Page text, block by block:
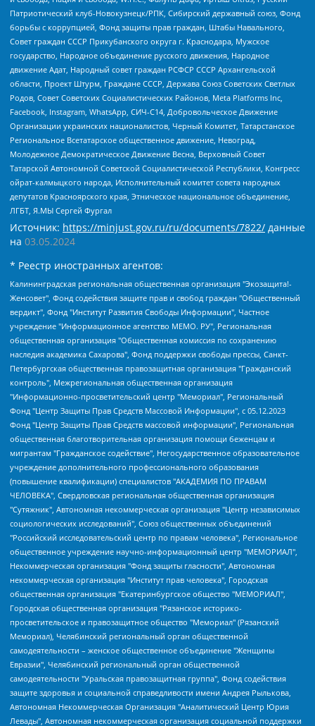
Патриотический клуб-Новокузнецк/РПК, Сибирский державный союз, Фонд
борьбы с коррупцией, Фонд защиты прав граждан, Штабы Навального,
Совет граждан СССР Прикубанского округа г. Краснодара, Мужское
государство, Народное объединение русского движения, Народное
движение Адат, Народный совет граждан РСФСР СССР Архангельской
области, Проект Штурм, Граждане СССР, Держава Союз Советских Светлых
Родов, Совет Советских Социалистических Районов, Meta Platforms Inc,
Facebook, Instagram, WhatsApp, СИЧ-С14, Добровольческое Движение
Организации украинских националистов, Черный Комитет, Татарстанское
Региональное Всетатарское общественное движение, Невоград,
Молодежное Демократическое Движение Весна, Верховный Совет
Татарской Автономной Советской Социалистической Республики, Конгресс
ойрат-калмыцкого народа, Исполнительный комитет совета народных
депутатов Красноярского края, Этническое национальное объединение,
ЛГБТ, Я.МЫ Сергей Фургал
Источник: https://minjust.gov.ru/ru/documents/7822/ данные
на 03.05.2024
* Реестр иностранных агентов:
Калининградская региональная общественная организация "Экозащита!-Женсовет", Фонд содействия защите прав и свобод граждан "Общественный вердикт", Фонд "Институт Развития Свободы Информации", Частное учреждение "Информационное агентство МЕМО. РУ", Региональная общественная организация "Общественная комиссия по сохранению наследия академика Сахарова", Фонд поддержки свободы прессы, Санкт-Петербургская общественная правозащитная организация "Гражданский контроль", Межрегиональная общественная организация "Информационно-просветительский центр "Мемориал", Региональный Фонд "Центр Защиты Прав Средств Массовой Информации", с 05.12.2023 Фонд "Центр Защиты Прав Средств массовой информации", Региональная общественная благотворительная организация помощи беженцам и мигрантам "Гражданское содействие", Негосударственное образовательное учреждение дополнительного профессионального образования (повышение квалификации) специалистов "АКАДЕМИЯ ПО ПРАВАМ ЧЕЛОВЕКА", Свердловская региональная общественная организация "Сутяжник", Автономная некоммерческая организация "Центр независимых социологических исследований", Союз общественных объединений "Российский исследовательский центр по правам человека", Региональное общественное учреждение научно-информационный центр "МЕМОРИАЛ", Некоммерческая организация "Фонд защиты гласности", Автономная некоммерческая организация "Институт прав человека", Городская общественная организация "Екатеринбургское общество "МЕМОРИАЛ", Городская общественная организация "Рязанское историко-просветительское и правозащитное общество "Мемориал" (Рязанский Мемориал), Челябинский региональный орган общественной самодеятельности – женское общественное объединение "Женщины Евразии", Челябинский региональный орган общественной самодеятельности "Уральская правозащитная группа", Фонд содействия защите здоровья и социальной справедливости имени Андрея Рылькова, Автономная Некоммерческая Организация "Аналитический Центр Юрия Левады", Автономная некоммерческая организация социальной поддержки населения "Проект Апрель", Региональная общественная организация помощи женщинам и детям, находящимся в кризисной ситуации "Информационно-методический центр "Анна", Фонд содействия развитию массовых коммуникаций и правовому просвещению "Так-так-Так", Фонд содействия устойчивому развитию "Серебряная тайга", Свердловский региональный общественный фонд социальных проектов "Новое время", "Idel.Реалии", Кавказ.Реалии, Крым.Реалии, Телеканал Настоящее Время, Татаро-башкирская служба Радио Свобода (Azatliq Radiosi), Радио Свободная Европа/Радио Свобода (PCE/PC), "Сибирь.Реалии", "Фактограф", Благотворительный фонд помощи осужденным и их семьям, Автономная некоммерческая организация "Институт глобализации и социальных движений", Фонд "В защиту прав заключенных", Частное учреждение "Центр поддержки и содействия развитию средств массовой информации", Пензенский региональный общественный благотворительный фонд "Гражданский союз", "Север.Реалии", Некоммерческая организация Фонд "Правовая инициатива", Общество с ограниченной ответственностью "Радио Свободная Европа/Радио Свобода", Чешское информационное агентство "MEDIUM-ORIENT", Красноярская региональная общественная организация "Мы против СПИДа", Камалягин Денис Николаевич, Маркелов Сергей Евгеньевич, Пономарев Лев Александрович, Савицкая Людмила Алексеевна, Автономная некоммерческая организация "Центр по работе с проблемой насилия "НАСИЛИЮ.НЕТ", Межрегиональный профессиональный союз работников здравоохранения "Альянс врачей", Юридическое лицо, зарегистрированное в Латвийской Республике, SIA "Medusa Project" (регистрационный номер 40103797863, дата регистрации 10.06.2014), Некоммерческая организация "Фонд по борьбе с коррупцией", Автономная некоммерческая организация "Институт права и публичной политики", Баданин Роман Сергеевич, Гликин Максим Александрович, Железнова Мария Михайловна, Лукьянова Юлия Сергеевна, Маетная Елизавета Витальевна, Маняхин Петр Борисович, Чуракова Ольга Владимировна, Ярош Юлия Петровна, Юридическое лицо "The Insider SIA", зарегистрированное в Риге, Латвийская Республика (дата регистрации 26.06.2015), являющееся администратором доменного имени интернет-издания "The Insider SIA", https://theins.ru, Постернак Алексей Евгеньевич, Рубин Михаил Аркадьевич, Анин Роман Александрович, Юридическое лицо Istories fonds, зарегистрированное в Латвийской Республике (регистрационный номер 50008295751, дата регистрации 24.02.2020), Великовский Дмитрий Александрович, Долинина Ирина Николаевна, Мароховская Алеся Алексеевна, Шлейнов Роман Юрьевич, Шмагун Олеся Валентиновна, Общество с ограниченной ответственностью "Альтаир 2021", Общество с ограниченной ответственностью "Вега 2021", Общество с ограниченной ответственностью "Главный редактор 2021", Общество с ограниченной ответственностью "Ромашки монолит", Важенков Артем Валерьевич, Ивановская областная общественная организация "Центр гендерных исследований", Гурман Юрий Альбертович, Медиапроект "ОВД-Инфо", Егоров Владимир Владимирович, Жилинский Владимир Александрович, Общество с ограниченной ответственностью "ЗП", Иванова София Юрьевна, Карезина Инна Павловна, Кильтау Екатерина Викторовна, Петров Алексей Викторович, Пискунов Сергей Евгеньевич, Смирнов Сергей Сергеевич, Тихонов Михаил Сергеевич, Общество с ограниченной ответственностью "ЖУРНАЛИСТ-ИНОСТРАННЫЙ АГЕНТ", Арапова Галина Юрьевна, Вольтская Татьяна Анатольевна, Американская компания "Mason G.E.S. Anonymous Foundation" (США), являющаяся владельцем интернет-издания https://mnews.world/, Компания "Stichting Bellingcat", зарегистрированная в Нидерландах (дата регистрации 11.07.2018), Захаров Андрей Вячеславович, Клепиковская Екатерина Дмитриевна, Общество с ограниченной ответственностью "МЕМО", Перл Роман Александрович, Симонов Евгений Алексеевич, Соловьева Елена Анатольевна, Сотников Даниил Владимирович, Сурначева Елизавета Дмитриевна, Автономная некоммерческая организация по защите прав человека и информированию населения "Якутия – Наше Мнение", Общество с ограниченной ответственностью "Москоу диджитал медиа", с 26.01.2023 Общество с ограниченной ответственностью "Чайка Белые сады", Ветошкина Валерия Валерьевна, Заговора Максим Александрович, Межрегиональное общественное движение "Российская ЛГБТ - сеть", Оленичев Максим Владимирович, Павлов Иван Юрьевич, Скворцова Елена Сергеевна, Общество с ограниченной ответственностью "Как бы инагент", Кочетков Игорь Викторович, Общество с ограниченной ответственностью "Честные выборы", Еланчик Олег Александрович, Общество с ограниченной ответственностью "Нобелевский призыв", Гималова Регина Эмилевна, Григорьев Андрей Валерьевич, Григорьева Алина Александровна, Ассоциация по содействию защите прав призывников, альтернативнослужащих и военнослужащих "Правозащитная группа "Гражданин.Армия.Право", Хисамова Регина Фаритовна, Автономная некоммерческая организация по реализации социально-правовых программ "Лилит", Дальневосточное общественное движение "Маяк", Санкт-Петербургская ЛГБТ-инициативная группа "Выход", Инициативная группа ЛГБТ+ "Реверс", Алексеев Андрей Викторович, Бекбулатова Таисия Львовна, Беляев Иван Михайлович, Владыкина Елена Сергеевна, Гельман Марат Александрович, Никульшина Вероника Юрьевна, Толоконникова Надежда Андреевна, Шендерович Виктор Анатольевич, Общество с ограниченной ответственностью "Данное сообщение", Общество с ограниченной ответственностью Издательский дом "Новая глава", Айнбиндер Александра Александровна, Московский комьюнити-центр для ЛГБТ+инициатив, Благотворительный фонд развития филантропии, Deutsche Welle (Германия, Kurt-Schumacher-Strasse 3, 53113 Bonn), Борзунова Мария Михайловна, Воробьев Виктор Викторович, Голубева Анна Львовна, Константинова Алла Михайловна, Малкова Ирина Владимировна, Мурадов Мурад Абдулгалимович, Осетинская Елизавета Николаевна, Понасенков Евгений Николаевич, Ганапольский Матвей Юрьевич, Киселев Евгений Алексеевич, Борухович Ирина Григорьевна, Дремин Иван Тимофеевич, Дубровский Дмитрий Викторович, Красноярская региональная общественная организация поддержки и развития альтернативных образовательных технологий и межкультурных коммуникаций "ИНТЕРРА", Маяковская Екатерина Алексеевна, Фейгин Марк Захарович, Филимонов Андрей Викторович, Дзугкоева Регина Николаевна, Доброхотов Роман Александрович, Дудь Юрий Александрович, Елкин Сергей Владимирович, Кругликов Кирилл Игоревич, Сабунаева Мария Леонидовна, Семенов Алексей Владимирович, Шаинян Карен Багратович, Шульман Екатерина Михайловна, Асафьев Артур Валерьевич, Вахштайн Виктор Семенович, Венедиктов Алексей Алексеевич, Лушникова Екатерина Евгеньевна, Волков Леонид Михайлович, Невзоров Александр Глебович, Пархоменко Сергей Борисович, Сироткин Ярослав Николаевич, Кара-Мурза Владимир Владимирович, Баранова Наталья Владимировна, Гозман Леонид Яковлевич, Кагарлицкий Борис Юльевич, Климарев Михаил Валерьевич, Милов Владимир Станиславович, Автономная некоммерческая организация Краснодарский центр современного искусства "Типография", Моргенштерн Алишер Тагирович, Соболь Любовь Эдуардовна, Общество с ограниченной ответственностью "ЛИЗА НОРМ", Каспаров Гарри Кимович, Ходорковский Михаил Борисович, Общество с ограниченной ответственностью "Апрельские тезисы", Данилович Ирина Брониславовна, Кашин Олег Владимирович, Петров Николай Владимирович, Пивоваров Алексей Владимирович, Соколов Михаил Владимирович, Цветкова Юлия Владимировна, Чичваркин Евгений Александрович, Комитет против пыток/Команда против пыток, Общество с ограниченной ответственностью "Первый научный", Общество с ограниченной ответственностью "Вертолет и ко", Белоцерковская Вероника Борисовна, Кац Максим Евгеньевич, Лазарева Татьяна Юрьевна, Шаведдинов Руслан Табризович, Яшин Илья Валерьевич, Общество с ограниченной ответственностью "Иноагент ААВ", Алешковский Дмитрий Петрович, Альбац Евгения Марковна, Быков Дмитрий Львович, Галямина Юлия Евгеньевна, Лойко Сергей Леонидович, Мартынов Кирилл Константинович, Медведев Сергей Александрович, Крашенинников Федор Геннадиевич, Гордеева Катерина Вл